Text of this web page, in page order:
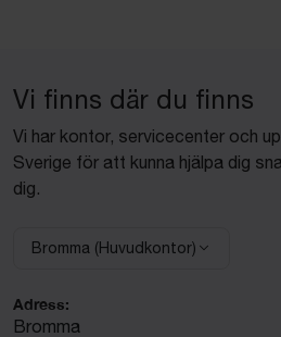
Vi finns där du finns
Vi har kontor, servicecenter och
Sverige för att kunna hjälpa dig
dig.
Välj anläggning:
Bromma (Huvudkontor)
Adress:
Bromma